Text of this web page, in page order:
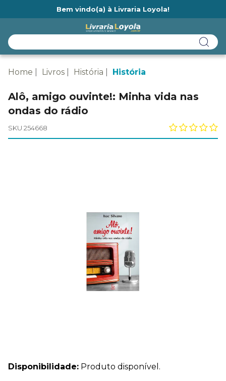
Bem vindo(a) à Livraria Loyola!
Home Livros História História
Alô, amigo ouvinte!: Minha vida nas
ondas do rádio
SKU 254668
Disponibilidade: Produto disponível.